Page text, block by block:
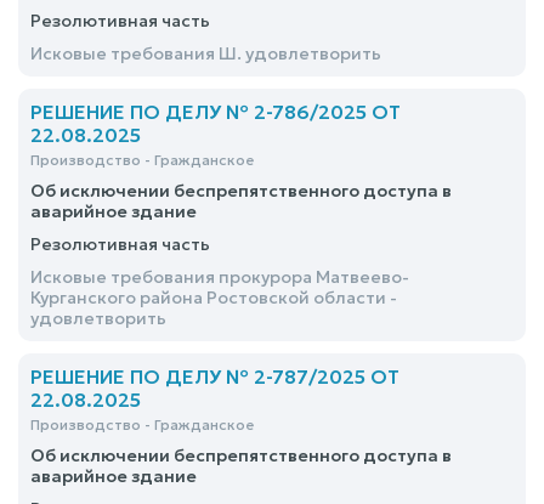
Резолютивная часть
Исковые требования Ш. удовлетворить
РЕШЕНИЕ ПО ДЕЛУ № 2-786/2025 ОТ
22.08.2025
Производство - Гражданское
Об исключении беспрепятственного доступа в
аварийное здание
Резолютивная часть
Исковые требования прокурора Матвеево-
Курганского района Ростовской области -
удовлетворить
РЕШЕНИЕ ПО ДЕЛУ № 2-787/2025 ОТ
22.08.2025
Производство - Гражданское
Об исключении беспрепятственного доступа в
аварийное здание